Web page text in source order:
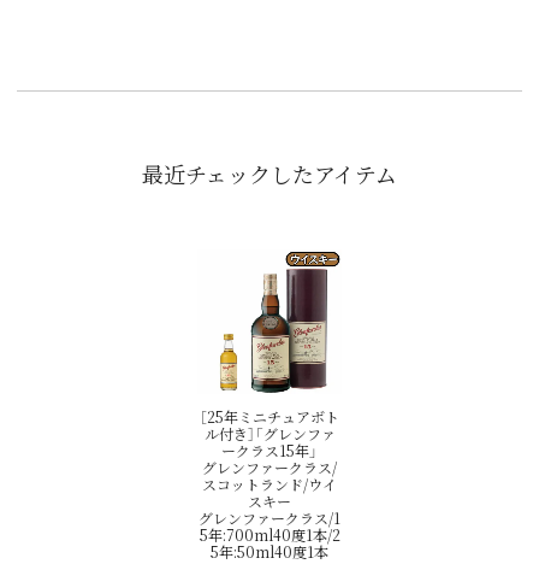
最近チェックしたアイテム
［25年ミニチュアボト
ル付き］「グレンファ
ークラス15年」
グレンファークラス/
スコットランド/ウイ
スキー
グレンファークラス/1
5年:700ml40度1本/2
5年:50ml40度1本